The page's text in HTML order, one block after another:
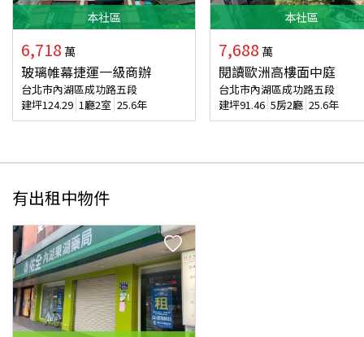
本社區
6,718 萬
玻璃帷幕捷運一級商辦
台北市內湖區成功路五段
建坪124.29 1廳2室 25.6年
本社區
7,688 萬
閱讀歐洲高樓面中庭
台北市內湖區成功路五段
建坪91.46 5房2廳 25.6年
有出租中物件